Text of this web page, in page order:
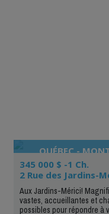
QUÉBEC -
345 000 $ -1 Ch.
2 Rue des Jardins-
Aux Jardins-Mérici!
vastes, accueillantes et
possibles pour répondre à